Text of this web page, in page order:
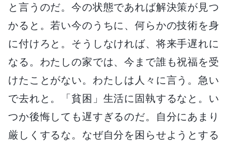
と言うのだ。今の状態であれば解決策が見つ
かると。若い今のうちに、何らかの技術を身
に付けろと。そうしなければ、将来手遅れに
なる。わたしの家では、今まで誰も祝福を受
けたことがない。わたしは人々に言う。急い
で去れと。「貧困」生活に固執するなと。い
つか後悔しても遅すぎるのだ。自分にあまり
厳しくするな。なぜ自分を困らせようとする